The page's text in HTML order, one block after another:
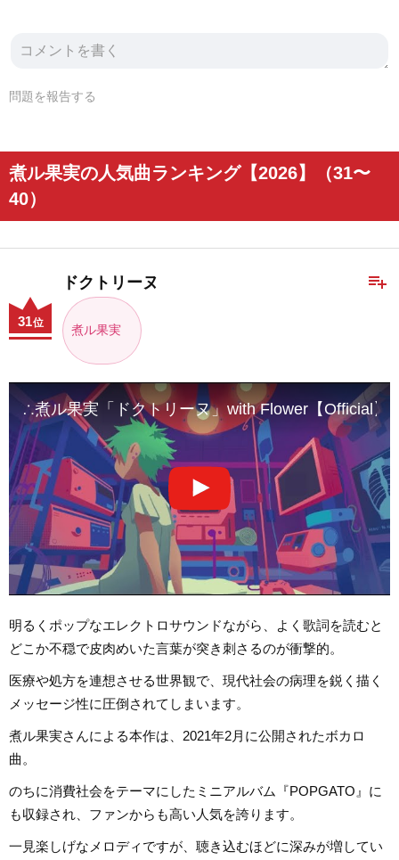
問題を報告する
煮ル果実の人気曲ランキング【2026】（31〜
40）
playlist_add
ドクトリーヌ
煮ル果実
31位
∴煮ル果実「 ドクトリーヌ」with Flower【Official】
明るくポップなエレクトロサウンドながら、よく歌詞を読むと
どこか不穏で皮肉めいた言葉が突き刺さるのが衝撃的。
医療や処方を連想させる世界観で、現代社会の病理を鋭く描く
メッセージ性に圧倒されてしまいます。
煮ル果実さんによる本作は、2021年2月に公開されたボカロ
曲。
のちに消費社会をテーマにしたミニアルバム『POPGATO』に
も収録され、ファンからも高い人気を誇ります。
一見楽しげなメロディですが、聴き込むほどに深みが増してい